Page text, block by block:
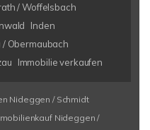
/ Woffelsbach
Inden
/ Obermaubach
Immobilie verkaufen
Nideggen / Schmidt
Nideggen /